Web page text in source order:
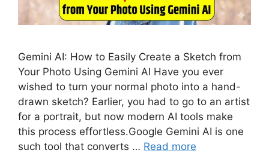
Gemini AI: How to Easily Create a Sketch from
Your Photo Using Gemini AI Have you ever
wished to turn your normal photo into a hand-
drawn sketch? Earlier, you had to go to an artist
for a portrait, but now modern AI tools make
this process effortless.Google Gemini AI is one
such tool that converts … Read more